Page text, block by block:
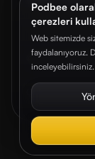
Podbee
çerezleri
Web sitemizde
faydalanıyoruz.
inceleyebilirsiniz.
© 2026. Podbee
Çerez Tercihleri